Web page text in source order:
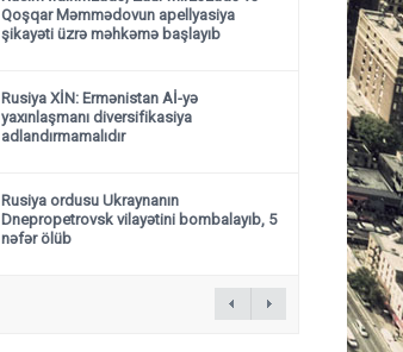
Qoşqar Məmmədovun apellyasiya
şikayəti üzrə məhkəmə başlayıb
Rusiya XİN: Ermənistan Aİ-yə
yaxınlaşmanı diversifikasiya
adlandırmamalıdır
Rusiya ordusu Ukraynanın
Dnepropetrovsk vilayətini bombalayıb, 5
nəfər ölüb